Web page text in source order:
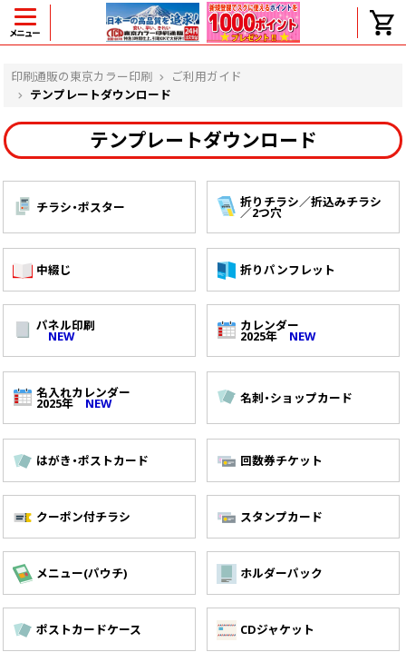
メニュー
印刷通販の東京カラー印刷
ご利用ガイド
テンプレートダウンロード
テンプレートダウンロード
チラシ・ポスター 折りチラシ／折込みチラシ
／2つ穴
中綴じ 折りパンフレット
パネル印刷
NEW
カレンダー
2025年 NEW
名入れカレンダー
2025年 NEW 名刺・ショップカード
はがき・ポストカード 回数券チケット
クーポン付チラシ スタンプカード
メニュー(パウチ) ホルダーパック
ポストカードケース CDジャケット
ヘルプ
よくある質問
価格表にない部数の注文は可能ですか？
出荷からお届けまでの日数を教えてくださ
い。
完成時間の目安を電話で確認できますか？
領収書・納品書を発行は可能ですか？
初回特典の1000ポイントを使用するに
は？
見本と印刷データの比較はしてくれます
か？
画面表示操作
ユーザー登録ログイン
校正・印刷
お支払い